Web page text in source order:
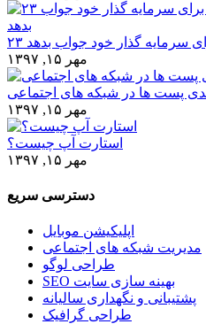
سرمایه گذار خود جواب بدهد
مهر ۱۵, ۱۳۹۷
پست ها در شبکه های اجتماعی
مهر ۱۵, ۱۳۹۷
استارت آپ چیست؟
مهر ۱۵, ۱۳۹۷
دسترسی سریع
اپلیکیشن موبایل
مدیریت شبکه های اجتماعی
طراحی لوگو
SEO بهینه سازی سایت
پشتیبانی و نگهداری سالیانه
طراحی گرافیک